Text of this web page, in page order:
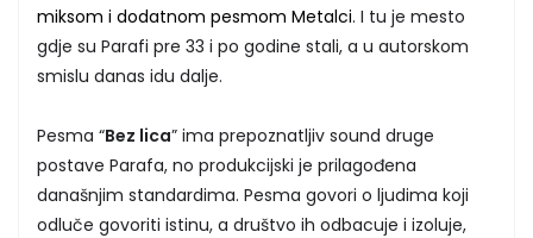
miksom i dodatnom pesmom Metalci. I tu je mesto
gdje su Parafi pre 33 i po godine stali, a u autorskom
smislu danas idu dalje.
Pesma “Bez lica” ima prepoznatljiv sound druge
postave Parafa, no produkcijski je prilagođena
današnjim standardima. Pesma govori o ljudima koji
odluče govoriti istinu, a društvo ih odbacuje i izoluje,